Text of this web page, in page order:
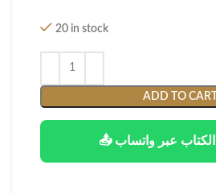
20 in stock
ADD TO
الكتاب عبر واتساب